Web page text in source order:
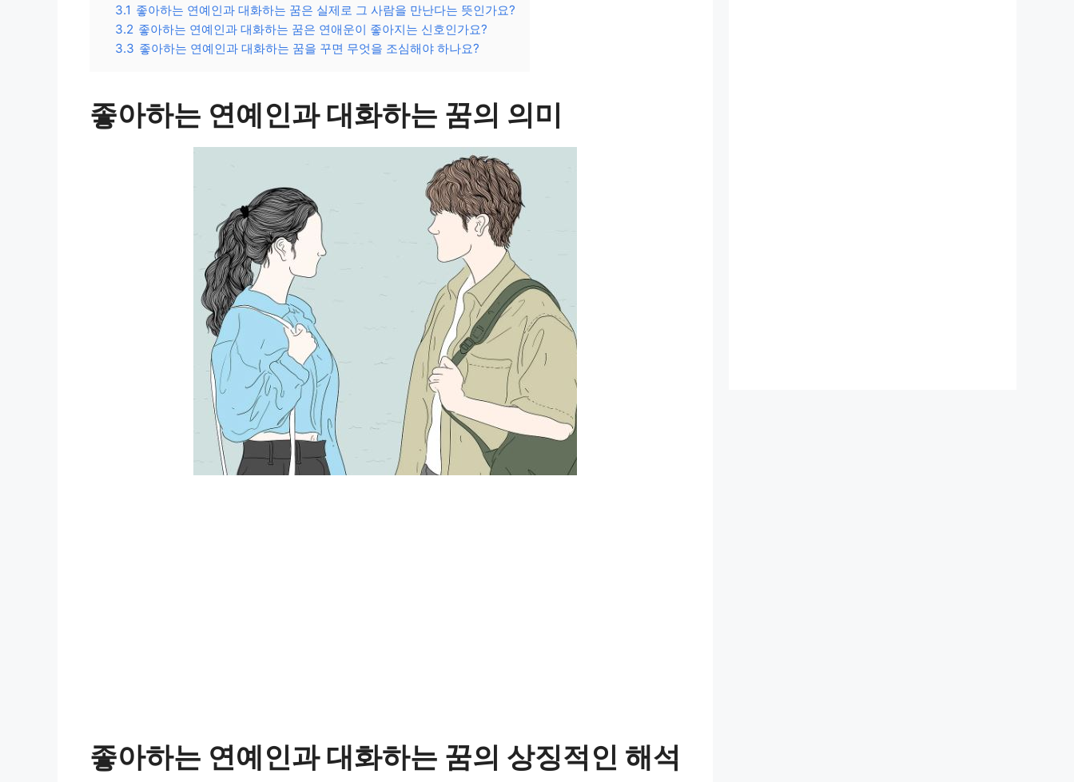
3.1 좋아하는 연예인과 대화하는 꿈은 실제로 그 사람을 만난다는 뜻인가요?
3.2 좋아하는 연예인과 대화하는 꿈은 연애운이 좋아지는 신호인가요?
3.3 좋아하는 연예인과 대화하는 꿈을 꾸면 무엇을 조심해야 하나요?
좋아하는 연예인과 대화하는 꿈의 의미
좋아하는 연예인과 대화하는 꿈의 상징적인 해석